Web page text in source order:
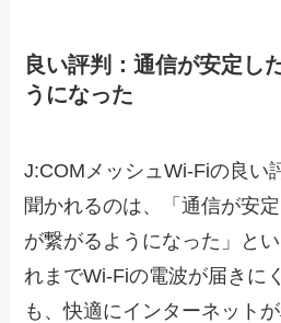
良い評判：通信が安定し
うになった
J:COMメッシュWi-Fiの良い
聞かれるのは、「通信が安
が繋がるようになった」と
れまでWi-Fiの電波が届きに
も、快適にインターネット